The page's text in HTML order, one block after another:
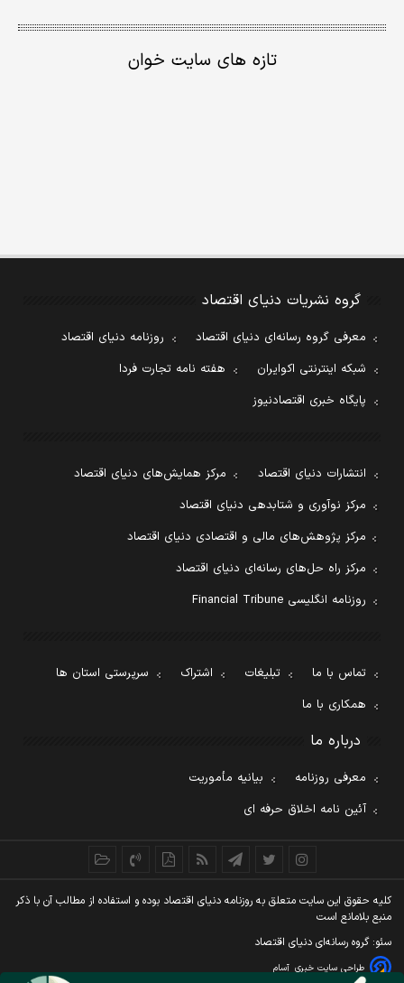
تازه های سایت خوان
گروه نشریات دنیای اقتصاد
معرفی گروه رسانه‌ای دنیای اقتصاد
روزنامه دنیای اقتصاد
شبکه اینترنتی اکوایران
هفته نامه تجارت فردا
پایگاه خبری اقتصادنیوز
انتشارات دنیای اقتصاد
مرکز همایش‌های دنیای اقتصاد
مرکز نوآوری و شتابدهی دنیای اقتصاد
مرکز پژوهش‌های مالی و اقتصادی دنیای اقتصاد
مرکز راه حل‌های رسانه‌ای دنیای اقتصاد
روزنامه انگلیسی Financial Tribune
تماس با ما تبلیغات اشتراک
سرپرستی استان ها
همکاری با ما
درباره ما
معرفی روزنامه
بیانیه مأموریت
آئین نامه اخلاق حرفه ای
کليه حقوق اين سايت متعلق به روزنامه دنيای اقتصاد بوده و استفاده از مطالب آن با ذکر
منبع بلامانع است
سئو: گروه رسانه‌ای دنیای اقتصاد
طراحی سایت خبری آسام